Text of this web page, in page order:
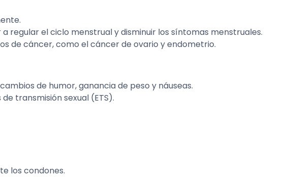
regular el ciclo menstrual y disminuir los síntomas menstruales.
de cáncer, como el cáncer de ovario y endometrio.
de humor, ganancia de peso y náuseas.
transmisión sexual (ETS).
los condones.